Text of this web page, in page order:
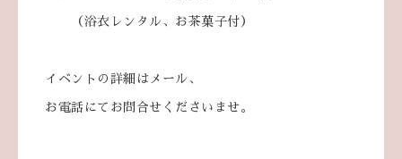
（浴衣レンタル、お茶菓子付）
イベントの詳細はメール、
お電話にてお問合せくださいませ。